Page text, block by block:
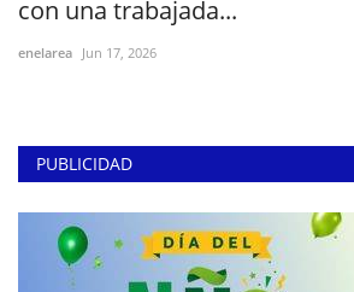
con una trabajada...
enelarea Jun 17, 2026
PUBLICIDAD